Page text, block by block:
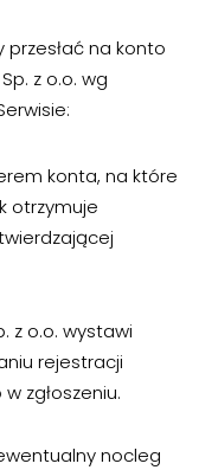
przesłać na konto
z o.o. wg
konta, na które
otrzymuje
z o.o. wystawi
rejestracji
zgłoszeniu.
nocleg